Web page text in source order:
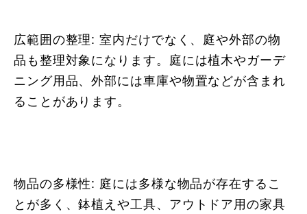
広範囲の整理: 室内だけでなく、庭や外部の物
品も整理対象になります。庭には植木やガーデ
ニング用品、外部には車庫や物置などが含まれ
ることがあります。
物品の多様性: 庭には多様な物品が存在するこ
とが多く、鉢植えや工具、アウトドア用の家具